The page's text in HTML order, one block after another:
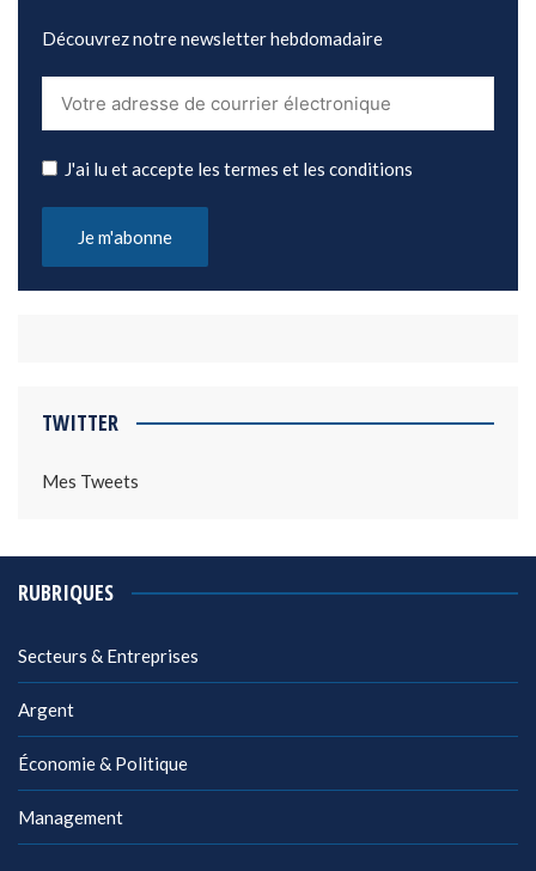
Découvrez notre newsletter hebdomadaire
J'ai lu et accepte les termes et les conditions
TWITTER
Mes Tweets
RUBRIQUES
Secteurs & Entreprises
Argent
Économie & Politique
Management